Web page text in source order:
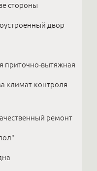
стороны
двор
приточно-вытяжная
климат-контроля
ремонт